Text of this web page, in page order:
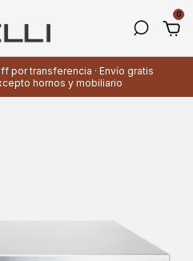
0
por transferencia · Envío gratis
hornos y mobiliario